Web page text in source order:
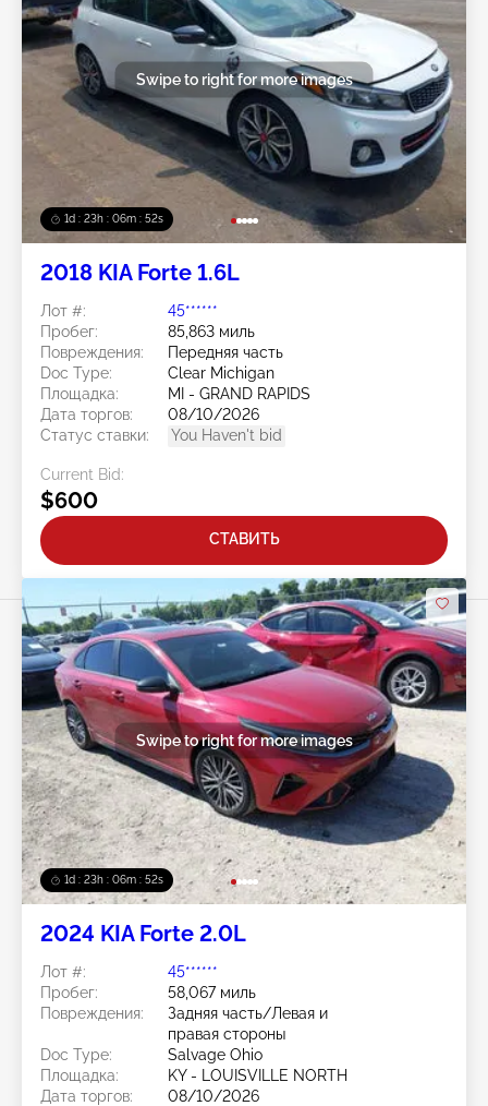
1d : 23h : 06m : 50s
Swipe to right for more images
2018 KIA Forte 1.6L
Лот #:
45******
Пробег:
85,863 миль
Повреждения:
Передняя часть
Doc Type:
Clear Michigan
Площадка:
MI - GRAND RAPIDS
Дата торгов:
08/10/2026
Статус ставки:
You Haven't bid
Current Bid:
$600
СТАВИТЬ
1d : 23h : 06m : 50s
Swipe to right for more images
2024 KIA Forte 2.0L
Лот #:
45******
Пробег:
58,067 миль
Повреждения:
Задняя часть/Левая и
правая стороны
Doc Type:
Salvage Ohio
Площадка:
KY - LOUISVILLE NORTH
Дата торгов:
08/10/2026